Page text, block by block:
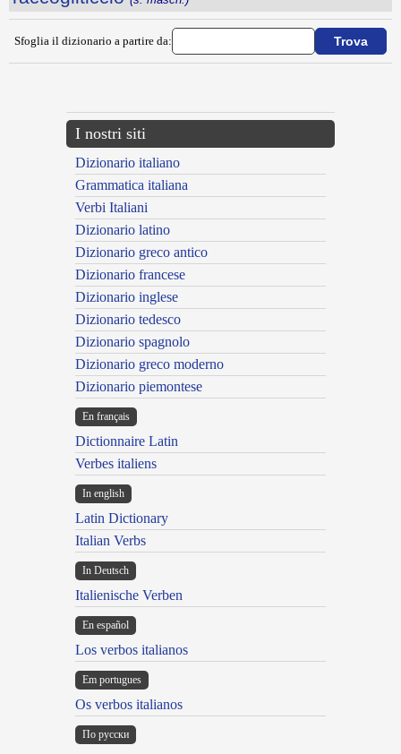
Sfoglia il dizionario a partire da:
I nostri siti
Dizionario italiano
Grammatica italiana
Verbi Italiani
Dizionario latino
Dizionario greco antico
Dizionario francese
Dizionario inglese
Dizionario tedesco
Dizionario spagnolo
Dizionario greco moderno
Dizionario piemontese
En français
Dictionnaire Latin
Verbes italiens
In english
Latin Dictionary
Italian Verbs
In Deutsch
Italienische Verben
En español
Los verbos italianos
Em portugues
Os verbos italianos
По русски